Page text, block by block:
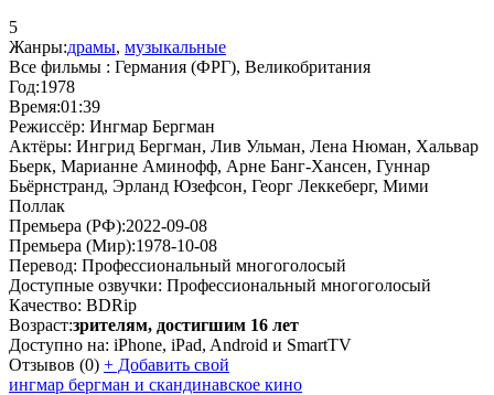
5
Жанры:драмы, музыкальные
Все фильмы : Германия (ФРГ), Великобритания
Год:1978
Время:01:39
Режиссёр: Ингмар Бергман
Актёры: Ингрид Бергман, Лив Ульман, Лена Нюман, Хальвар
Бьерк, Марианне Аминофф, Арне Банг-Хансен, Гуннар
Бьёрнстранд, Эрланд Юзефсон, Георг Леккеберг, Мими
Поллак
Премьера (РФ):2022-09-08
Премьера (Мир):1978-10-08
Перевод: Профессиональный многоголосый
Доступные озвучки: Профессиональный многоголосый
Качество: BDRip
Возраст:зрителям, достигшим 16 лет
Доступно на: iPhone, iPad, Android и SmartTV
Отзывов (0) + Добавить свой
ингмар бергман и скандинавское кино